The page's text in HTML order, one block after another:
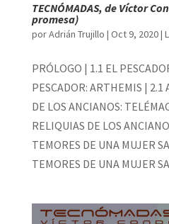
TECNÓMADAS, de Víctor
promesa)
porAdrián Trujillo | Oct 9, 2020|
PRÓLOGO | 1.1 EL
PESCADOR: ARTHEMIS | 2.1
DE LOS ANCIANOS:
RELIQUIAS DE LOS
TEMORES DE UNA MUJER
TEMORES DE UNA MUJER